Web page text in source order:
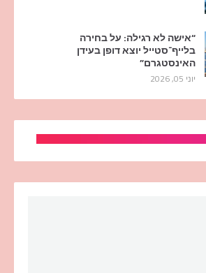
“אישה לא רגילה: על בחירה
בלייף־סטייל יוצא דופן בעידן
האינסטגרם”
יוני 05, 2026